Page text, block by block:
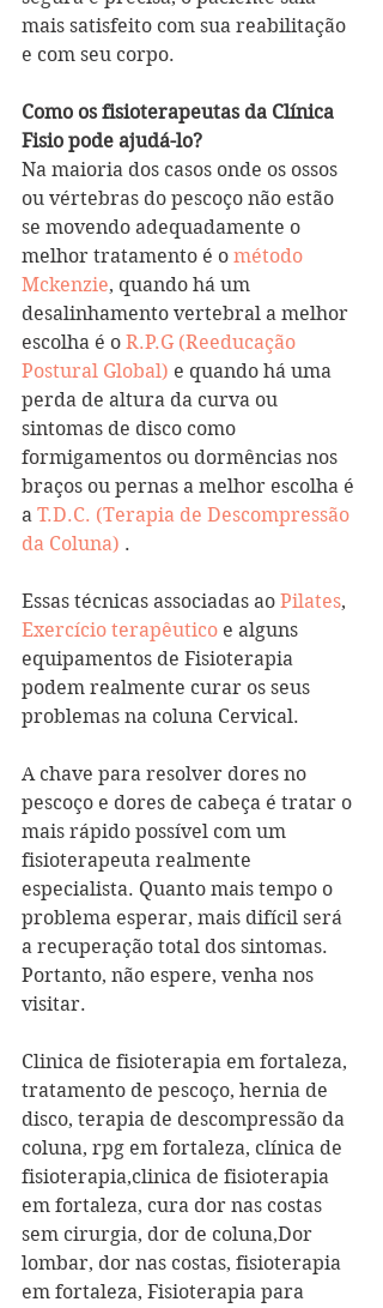
mais satisfeito com sua reabilitação
e com seu corpo.
Como os fisioterapeutas da Clínica
Fisio pode ajudá-lo?
Na maioria dos casos onde os ossos
ou vértebras do pescoço não estão
se movendo adequadamente o
melhor tratamento é o método
Mckenzie, quando há um
desalinhamento vertebral a melhor
escolha é o R.P.G (Reeducação
Postural Global) e quando há uma
perda de altura da curva ou
sintomas de disco como
formigamentos ou dormências nos
braços ou pernas a melhor escolha é
a T.D.C. (Terapia de Descompressão
da Coluna) .
Essas técnicas associadas ao Pilates,
Exercício terapêutico e alguns
equipamentos de Fisioterapia
podem realmente curar os seus
problemas na coluna Cervical.
A chave para resolver dores no
pescoço e dores de cabeça é tratar o
mais rápido possível com um
fisioterapeuta realmente
especialista. Quanto mais tempo o
problema esperar, mais difícil será
a recuperação total dos sintomas.
Portanto, não espere, venha nos
visitar.
Clinica de fisioterapia em fortaleza,
tratamento de pescoço, hernia de
disco, terapia de descompressão da
coluna, rpg em fortaleza, clínica de
fisioterapia,clinica de fisioterapia
em fortaleza, cura dor nas costas
sem cirurgia, dor de coluna,Dor
lombar, dor nas costas, fisioterapia
em fortaleza, Fisioterapia para